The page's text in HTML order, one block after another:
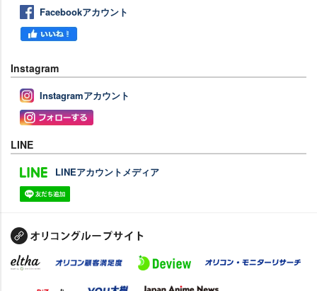
Facebookアカウント
Instagram
Instagramアカウント
LINE
LINEアカウントメディア